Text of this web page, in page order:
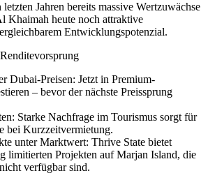
Jahren bereits massive Wertzuwächse
Khaimah heute noch attraktive
Entwicklungspotenzial.
Dubai-Preisen: Jetzt in Premium-
– bevor der nächste Preissprung
Starke Nachfrage im Tourismus sorgt für
bei Kurzzeitvermietung.
unter Marktwert: Thrive State bietet
limitierten Projekten auf Marjan Island, die
verfügbar sind.